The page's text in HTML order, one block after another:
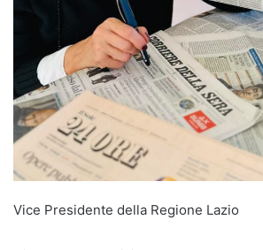
Vice Presidente della Regione Lazio